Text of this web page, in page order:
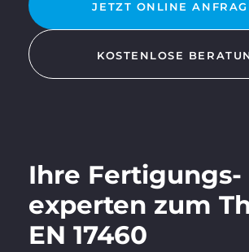
JETZT ONLINE
KOSTENLOSE
Ihre Fertigungs­
experten zum
EN 17460